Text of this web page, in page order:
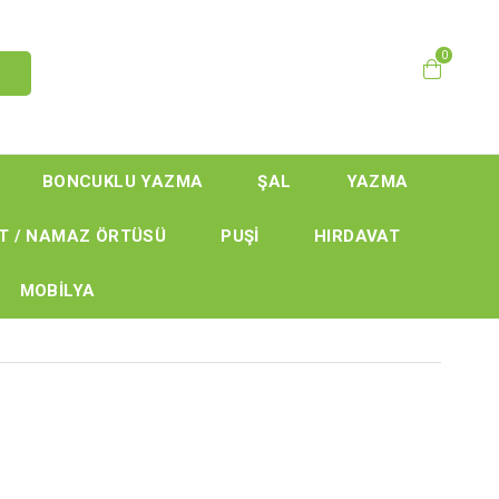
0
BONCUKLU YAZMA ŞAL YAZMA
/ NAMAZ ÖRTÜSÜ PUŞİ HIRDAVAT
MOBİLYA